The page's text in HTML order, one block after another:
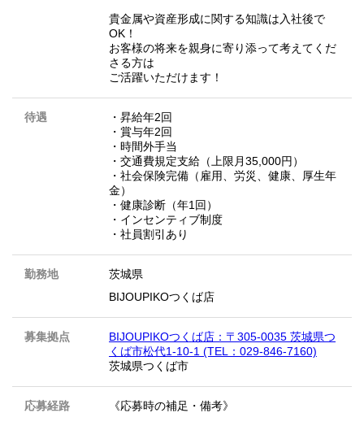
貴金属や資産形成に関する知識は入社後で
OK！
お客様の将来を親身に寄り添って考えてくだ
さる方は
ご活躍いただけます！
待遇
・昇給年2回
・賞与年2回
・時間外手当
・交通費規定支給（上限月35,000円）
・社会保険完備（雇用、労災、健康、厚生年
金）
・健康診断（年1回）
・インセンティブ制度
・社員割引あり
勤務地
茨城県
BIJOUPIKOつくば店
募集拠点
BIJOUPIKOつくば店：〒305-0035 茨城県つ
くば市松代1-10-1 (TEL：029-846-7160)
茨城県つくば市
応募経路 《応募時の補足・備考》